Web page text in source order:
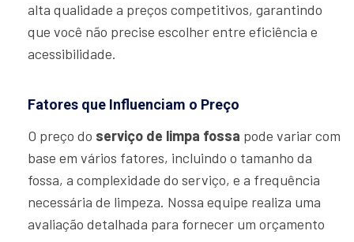
alta qualidade a preços competitivos, garantindo
que você não precise escolher entre eficiência e
acessibilidade.
Fatores que Influenciam o Preço
O preço do serviço de limpa fossa pode variar com
base em vários fatores, incluindo o tamanho da
fossa, a complexidade do serviço, e a frequência
necessária de limpeza. Nossa equipe realiza uma
avaliação detalhada para fornecer um orçamento